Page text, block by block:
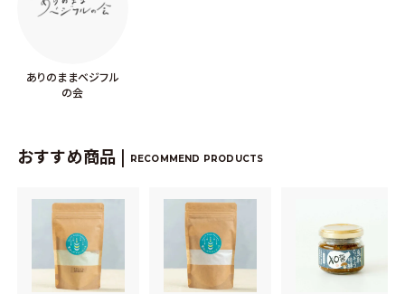
ありのままベジフル
の会
おすすめ商品 | RECOMMEND PRODUCTS